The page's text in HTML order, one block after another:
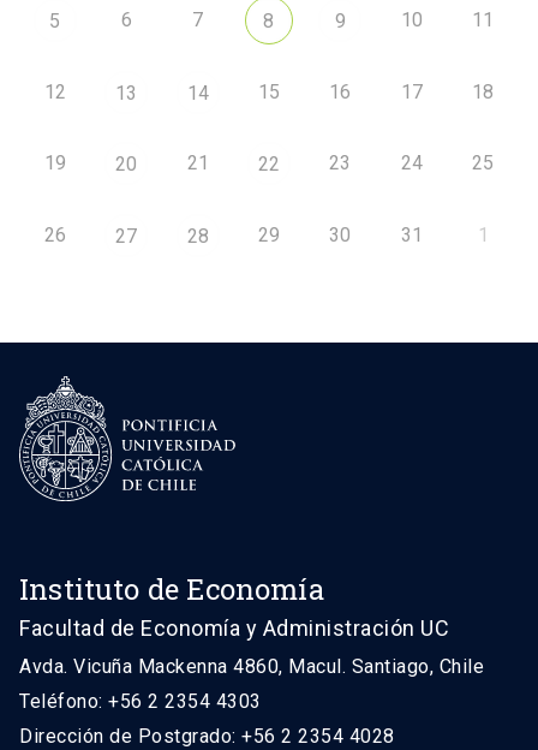
5 6 7 8 9 10 11
12 13 14 15 16 17 18
19 20 21 22 23 24 25
26 27 28 29 30 31 1
Instituto de Economía
Facultad de Economía y Administración UC
Avda. Vicuña Mackenna 4860, Macul. Santiago, Chile
Teléfono: +56 2 2354 4303
Dirección de Postgrado: +56 2 2354 4028